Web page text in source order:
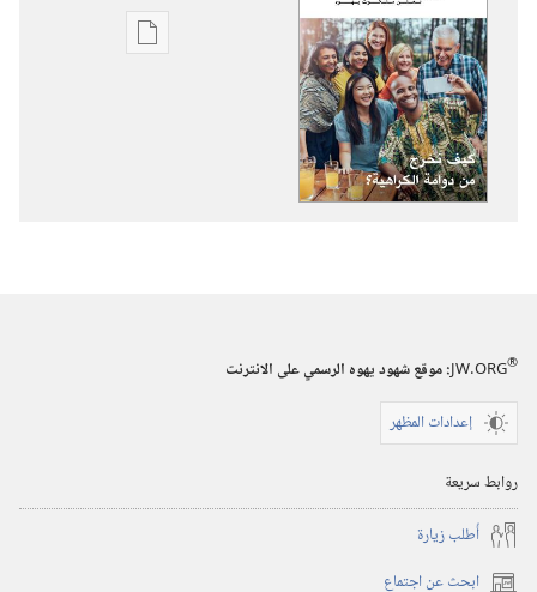
خيارات
JW.ORG®
:‏ موقع شهود يهوه الرسمي على الانترنت
إعدادات المظهر
روابط سريعة
أُطلب زيارة
ابحث عن اجتماع